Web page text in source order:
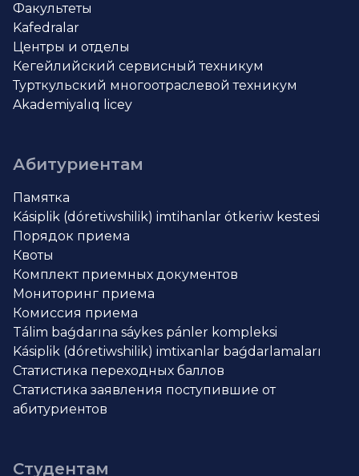
Факультеты
Kafedralar
Центры и отделы
Кегейлийский сервисный техникум
Турткульский многоотраслевой техникум
Akademiyalıq licey
Абитуриентам
Памятка
Kásiplik (dóretiwshilik) imtihanlar ótkeriw kestesi
Порядок приема
Квоты
Комплект приемных документов
Мониторинг приема
Комиссия приема
Tálim baǵdarına sáykes pánler kompleksi
Kásiplik (dóretiwshilik) imtixanlar baǵdarlamaları
Статистика переходных баллов
Статистика заявления поступившие от
абитуриентов
Студентам